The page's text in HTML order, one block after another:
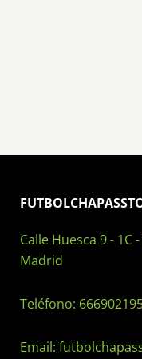
Calle Huesca 9 - 1C
Madrid
Teléfono:
Email: